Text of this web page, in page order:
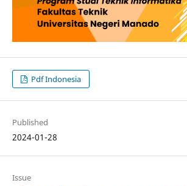
Pdf Indonesia
Published
2024-01-28
Issue